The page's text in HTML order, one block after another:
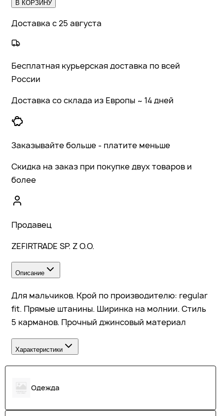
В КОРЗИНУ
Доставка с 25 августа
Бесплатная курьерская доставка по всей
России
Доставка со склада из Европы ~ 14 дней
Заказывайте больше - платите меньше
Скидка на заказ при покупке двух товаров и
более
Продавец
ZEFIRTRADE SP. Z O.O.
Описание
Для мальчиков. Крой по производителю: regular
fit. Прямые штанины. Ширинка на молнии. Стиль
5 карманов. Прочный джинсовый материал
Характеристики
Одежда